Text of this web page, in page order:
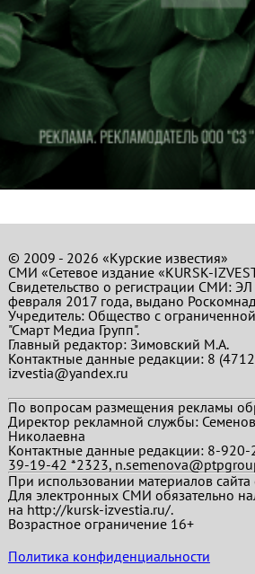
© 2009 - 2026 «Курские известия»
СМИ «Сетевое издание «KURSK-
Свидетельство о регистрации СМИ:
февраля 2017 года, выдано
Учредитель: Общество с
"Смарт Медиа Групп".
Главный редактор:Зимовский М.А.
Контактные данные редакции: 8
izvestia@yandex.ru
По вопросам размещения рекламы
Директор рекламной службы:
Николаевна
Контактные данные редакции: 8-
39-19-42 *2323,
При использовании материалов сайта
Для электронных СМИ обязательно
на http://kursk-izvestia.ru/.
Возрастное ограничение 16+
Политика конфиденциальности